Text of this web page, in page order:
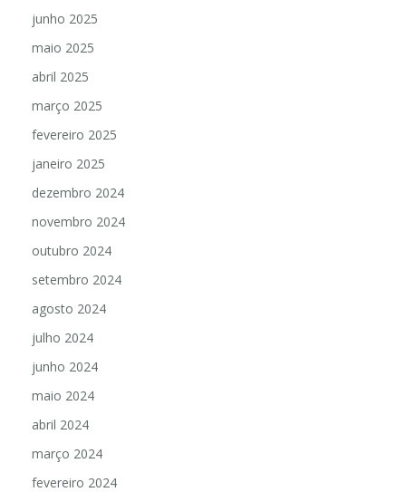
junho 2025
maio 2025
abril 2025
março 2025
fevereiro 2025
janeiro 2025
dezembro 2024
novembro 2024
outubro 2024
setembro 2024
agosto 2024
julho 2024
junho 2024
maio 2024
abril 2024
março 2024
fevereiro 2024